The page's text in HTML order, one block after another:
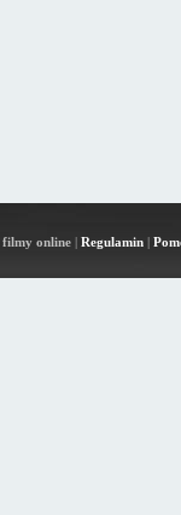
filmy online| Regulamin|